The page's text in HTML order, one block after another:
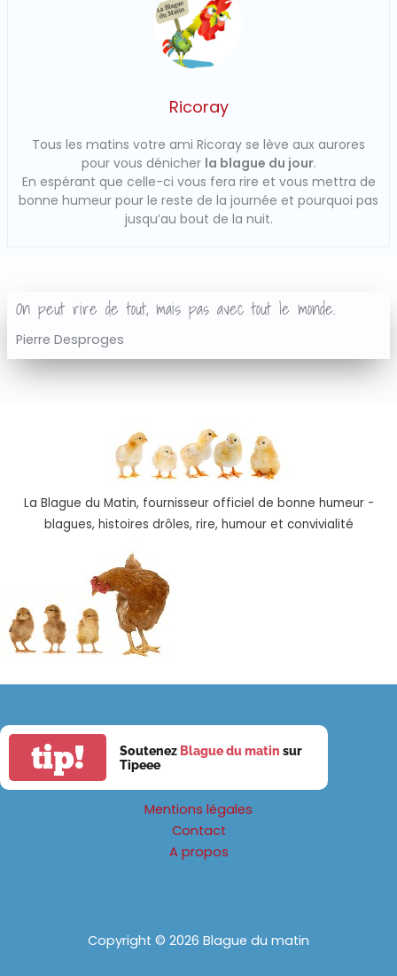
Ricoray
Tous les matins votre ami Ricoray se lève aux aurores
pour vous dénicher la blague du jour.
En espérant que celle-ci vous fera rire et vous mettra de
bonne humeur pour le reste de la journée et pourquoi pas
jusqu’au bout de la nuit.
On peut rire de tout, mais pas avec tout le monde.
Pierre Desproges
La Blague du Matin, fournisseur officiel de bonne humeur -
blagues, histoires drôles, rire, humour et convivialité
tip! Soutenez Blague du matin sur
Tipeee
Mentions légales
Contact
A propos
Copyright © 2026 Blague du matin